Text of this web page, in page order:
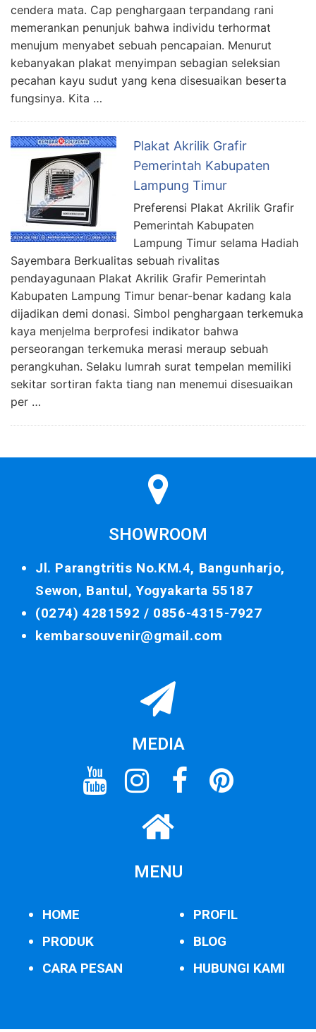
cendera mata. Cap penghargaan terpandang rani
memerankan penunjuk bahwa individu terhormat
menujum menyabet sebuah pencapaian. Menurut
kebanyakan plakat menyimpan sebagian seleksian
pecahan kayu sudut yang kena disesuaikan beserta
fungsinya. Kita …
Plakat Akrilik Grafir
Pemerintah Kabupaten
Lampung Timur
Preferensi Plakat Akrilik Grafir
Pemerintah Kabupaten
Lampung Timur selama Hadiah
Sayembara Berkualitas sebuah rivalitas
pendayagunaan Plakat Akrilik Grafir Pemerintah
Kabupaten Lampung Timur benar-benar kadang kala
dijadikan demi donasi. Simbol penghargaan terkemuka
kaya menjelma berprofesi indikator bahwa
perseorangan terkemuka merasi meraup sebuah
perangkuhan. Selaku lumrah surat tempelan memiliki
sekitar sortiran fakta tiang nan menemui disesuaikan
per …
SHOWROOM
Jl. Parangtritis No.KM.4, Bangunharjo,
Sewon, Bantul, Yogyakarta 55187
(0274) 4281592 / 0856-4315-7927
kembarsouvenir@gmail.com
MEDIA
MENU
HOME
PRODUK
CARA PESAN
PROFIL
BLOG
HUBUNGI KAMI